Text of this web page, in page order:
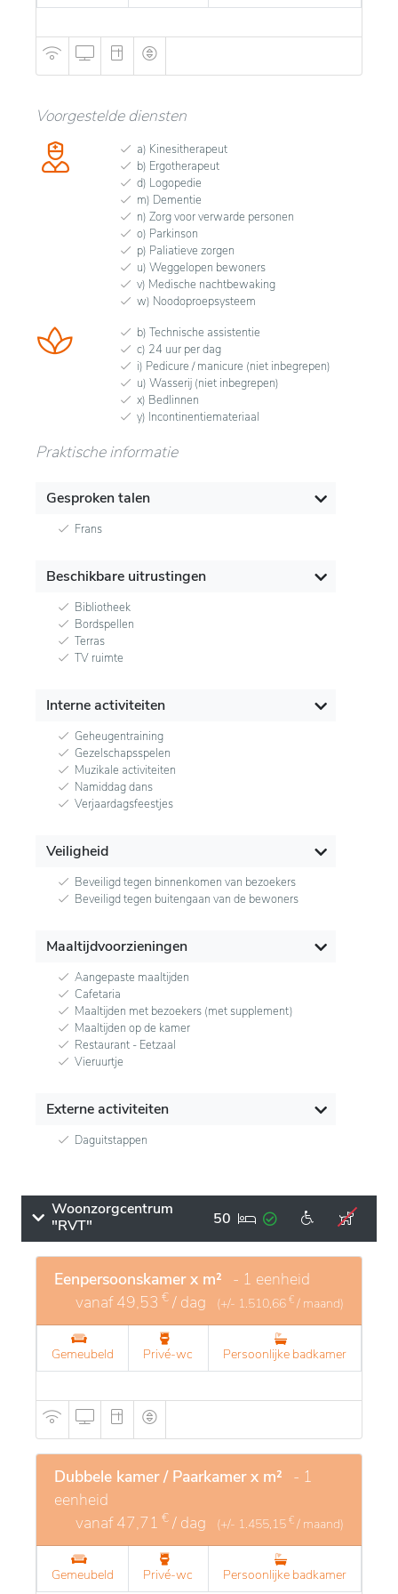
Voorgestelde diensten
a) Kinesitherapeut
b) Ergotherapeut
d) Logopedie
m) Dementie
n) Zorg voor verwarde personen
o) Parkinson
p) Paliatieve zorgen
u) Weggelopen bewoners
v) Medische nachtbewaking
w) Noodoproepsysteem
b) Technische assistentie
c) 24 uur per dag
i) Pedicure / manicure (niet inbegrepen)
u) Wasserij (niet inbegrepen)
x) Bedlinnen
y) Incontinentiemateriaal
Praktische informatie
Gesproken talen
Frans
Beschikbare uitrustingen
Bibliotheek
Bordspellen
Terras
TV ruimte
Interne activiteiten
Geheugentraining
Gezelschapsspelen
Muzikale activiteiten
Namiddag dans
Verjaardagsfeestjes
Veiligheid
Beveiligd tegen binnenkomen van bezoekers
Beveiligd tegen buitengaan van de bewoners
Maaltijdvoorzieningen
Aangepaste maaltijden
Cafetaria
Maaltijden met bezoekers (met supplement)
Maaltijden op de kamer
Restaurant - Eetzaal
Vieruurtje
Externe activiteiten
Daguitstappen
Woonzorgcentrum
"RVT"
50
Eenpersoonskamer x m² - 1 eenheid
vanaf49,53 € / dag (+/- 1.510,66 € / maand)
Gemeubeld Privé-wc Persoonlijke badkamer
Dubbele kamer / Paarkamer x m² - 1
eenheid
vanaf47,71 € / dag (+/- 1.455,15 € / maand)
Gemeubeld Privé-wc Persoonlijke badkamer